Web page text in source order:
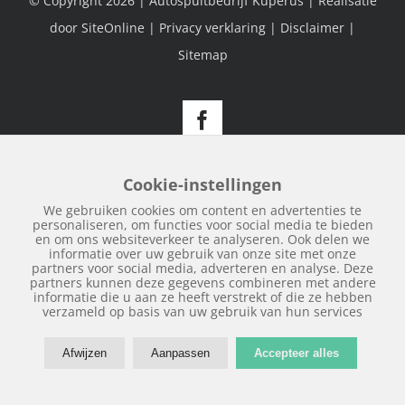
door SiteOnline | Privacy verklaring | Disclaimer |
Sitemap
Facebook
Cookie-instellingen
We gebruiken cookies om content en advertenties te
personaliseren, om functies voor social media te bieden
en om ons websiteverkeer te analyseren. Ook delen we
informatie over uw gebruik van onze site met onze
partners voor social media, adverteren en analyse. Deze
partners kunnen deze gegevens combineren met andere
informatie die u aan ze heeft verstrekt of die ze hebben
verzameld op basis van uw gebruik van hun services
Afwijzen Aanpassen Accepteer alles